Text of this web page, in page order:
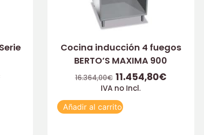
Cocina inducción 4 fuegos
BERTO’S MAXIMA 900
16.364,00€ 11.454,80€
IVA no Incl.
Añadir al carrito